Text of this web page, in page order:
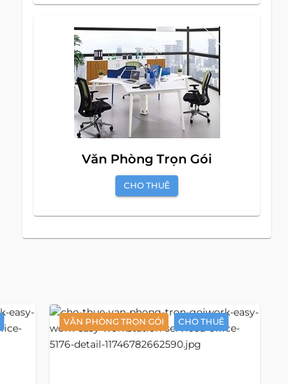
Văn Phòng Trọn Gói
CHO THUÊ
VĂN PHÒNG TRỌN GÓI CHO THUÊ